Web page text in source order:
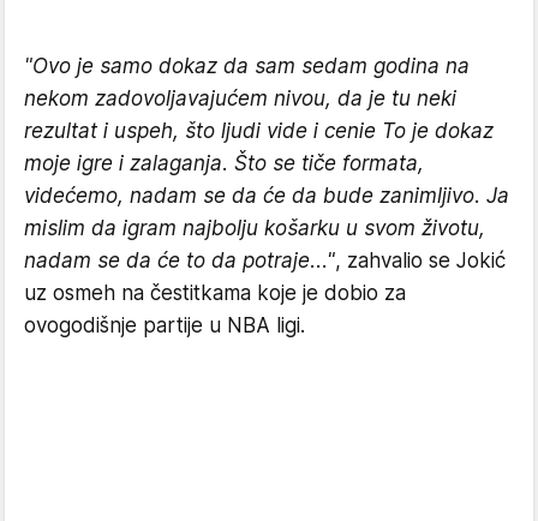
"Ovo je samo dokaz da sam sedam godina na
nekom zadovoljavajućem nivou, da je tu neki
rezultat i uspeh, što ljudi vide i cenie To je dokaz
moje igre i zalaganja. Što se tiče formata,
videćemo, nadam se da će da bude zanimljivo. Ja
mislim da igram najbolju košarku u svom životu,
nadam se da će to da potraje...", zahvalio se Jokić
uz osmeh na čestitkama koje je dobio za
ovogodišnje partije u NBA ligi.